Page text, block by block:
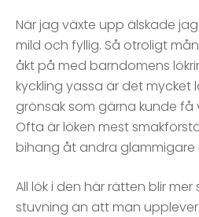
När jag växte upp älskade
mild och fyllig. Så otroligt
åkt på med barndomens
kyckling yassa är det mycket
grönsak som gärna kunde få
Ofta är löken mest
bihang åt andra glammigare
All lök i den här rätten blir mer
stuvning än att man